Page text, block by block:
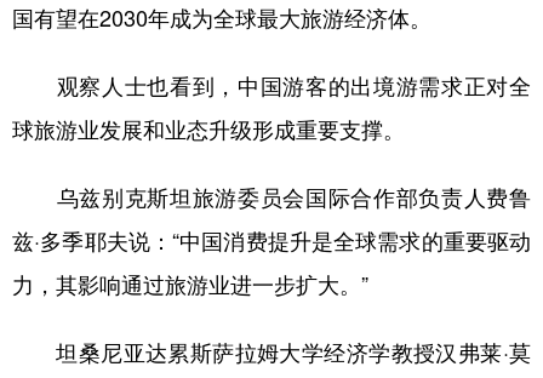
国有望在2030年成为全球最大旅游经济体。
观察人士也看到，中国游客的出境游需求正对全
球旅游业发展和业态升级形成重要支撑。
乌兹别克斯坦旅游委员会国际合作部负责人费鲁
兹·多季耶夫说：“中国消费提升是全球需求的重要驱动
力，其影响通过旅游业进一步扩大。”
坦桑尼亚达累斯萨拉姆大学经济学教授汉弗莱·莫